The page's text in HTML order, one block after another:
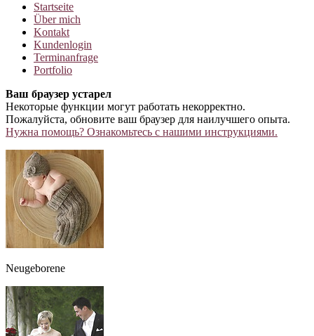
Startseite
Über mich
Kontakt
Kundenlogin
Terminanfrage
Portfolio
Ваш браузер устарел
Некоторые функции могут работать некорректно.
Пожалуйста, обновите ваш браузер для наилучшего опыта.
Нужна помощь? Ознакомьтесь с нашими инструкциями.
Neugeborene